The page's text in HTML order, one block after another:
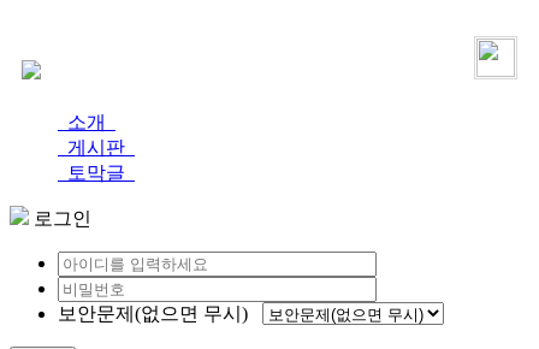
소개
게시판
토막글
로그인
보안문제(없으면 무시)